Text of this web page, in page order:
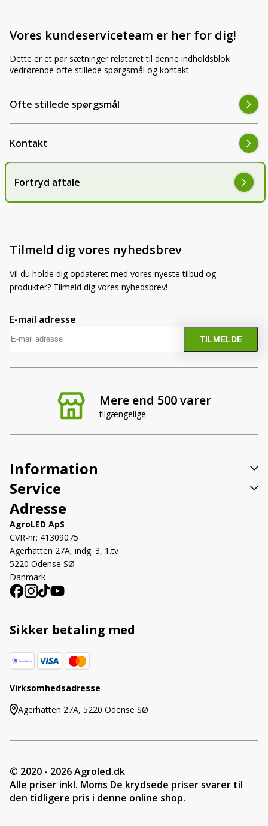
Mere end 500 varer
tilgængelige
Vores kundeserviceteam er her for dig!
Dette er et par sætninger relateret til denne indholdsblok
vedrørende ofte stillede spørgsmål og kontakt
Ofte stillede spørgsmål
Kontakt
Fortryd aftale
Tilmeld dig vores nyhedsbrev
Vil du holde dig opdateret med vores nyeste tilbud og
produkter? Tilmeld dig vores nyhedsbrev!
E-mail adresse
Information
Service
Adresse
AgroLED ApS
CVR-nr: 41309075
Agerhatten 27A, indg. 3, 1.tv
5220 Odense SØ
Danmark
Sikker betaling med
Virksomhedsadresse
Agerhatten 27A, 5220 Odense SØ
© 2020 - 2026 Agroled.dk
Alle priser inkl. Moms De krydsede priser svarer til
den tidligere pris i denne online shop.